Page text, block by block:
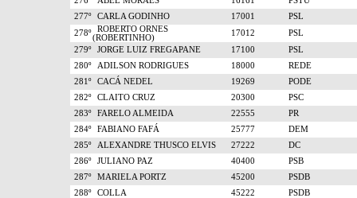
277º
CARLA GODINHO 17001
PSL
278º
ROBERTO ORNES
(ROBERTINHO)
17012
PSL
279º
JORGE LUIZ FREGAPANE 17100
PSL
280º
ADILSON RODRIGUES 18000
REDE
281º
CACÁ NEDEL 19269
PODE
282º
CLAITO CRUZ 20300
PSC
283º
FARELO ALMEIDA 22555
PR
284º
FABIANO FAFÁ 25777
DEM
285º
ALEXANDRE THUSCO ELVIS 27222
DC
286º
JULIANO PAZ 40400
PSB
287º
MARIELA PORTZ 45200
PSDB
288º
COLLA 45222
PSDB